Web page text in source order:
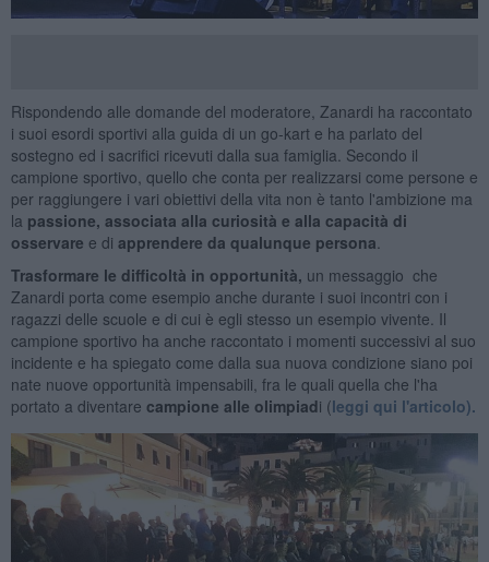
Rispondendo alle domande del moderatore, Zanardi ha raccontato
i suoi esordi sportivi alla guida di un go-kart e ha parlato del
sostegno ed i sacrifici ricevuti dalla sua famiglia. Secondo il
campione sportivo, quello che conta per realizzarsi come persone e
per raggiungere i vari obiettivi della vita non è tanto l'ambizione ma
la passione, associata alla curiosità e alla capacità di
osservare e di apprendere da qualunque persona
Trasformare le difficoltà in opportunità, un messaggio che
Zanardi porta come esempio anche durante i suoi incontri con i
ragazzi delle scuole e di cui è egli stesso un esempio vivente. Il
campione sportivo ha anche raccontato i momenti successivi al suo
incidente e ha spiegato come dalla sua nuova condizione siano poi
nate nuove opportunità impensabili, fra le quali quella che l'ha
portato a diventare campione alle olimpiadi (leggi qui l'articolo).